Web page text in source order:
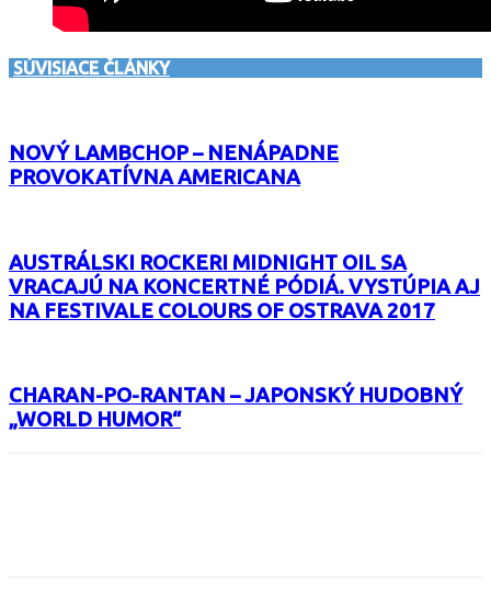
SÚVISIACE ČLÁNKY
NOVÝ LAMBCHOP – NENÁPADNE
PROVOKATÍVNA AMERICANA
AUSTRÁLSKI ROCKERI MIDNIGHT OIL SA
VRACAJÚ NA KONCERTNÉ PÓDIÁ. VYSTÚPIA AJ
NA FESTIVALE COLOURS OF OSTRAVA 2017
CHARAN-PO-RANTAN – JAPONSKÝ HUDOBNÝ
„WORLD HUMOR“